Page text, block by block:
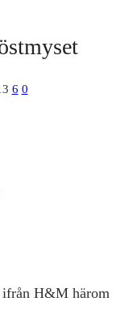
6 0
ifrån H&M härom